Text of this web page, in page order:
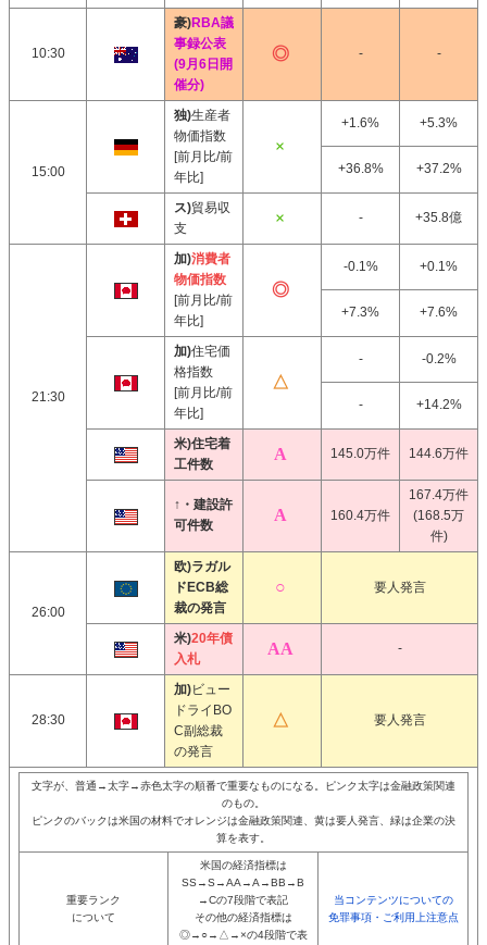
10:30
豪)RBA議
事録公表
(9月6日開
催分)
- -
15:00
独)生産者
物価指数
[前月比/前
年比]
+1.6% +5.3%
+36.8% +37.2%
ス)貿易収
支
- +35.8億
21:30
加)消費者
物価指数
[前月比/前
年比]
-0.1% +0.1%
+7.3% +7.6%
加)住宅価
格指数
[前月比/前
年比]
- -0.2%
- +14.2%
米)住宅着
工件数
145.0万件 144.6万件
↑・建設許
可件数
160.4万件
167.4万件
(168.5万
件)
26:00
欧)ラガル
ドECB総
裁の発言
要人発言
米)20年債
入札
-
28:30
加)ビュー
ドライBO
C副総裁
の発言
要人発言
文字が、普通→太字→赤色太字の順番で重要なものになる。ピンク太字は金融政策関連
のもの。
ピンクのバックは米国の材料でオレンジは金融政策関連、黄は要人発言、緑は企業の決
算を表す。
重要ランク
について
米国の経済指標は
SS→S→AA→A→BB→B
→Cの7段階で表記
その他の経済指標は
◎→○→△→×の4段階で表
当コンテンツについての
免罪事項・ご利用上注意点